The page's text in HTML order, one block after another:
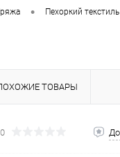
• Пехоркий текстиль
ТОВАРЫ